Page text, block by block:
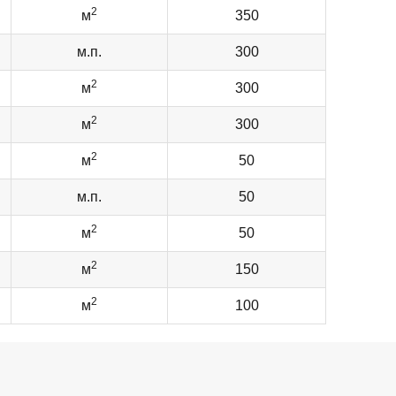
м2 350
м.п. 300
м2 300
м2 300
м2 50
м.п. 50
м2 50
м2 150
м2 100